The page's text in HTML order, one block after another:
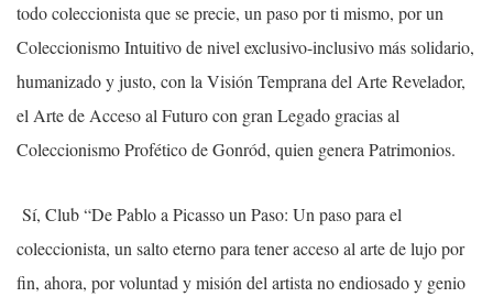
todo coleccionista que se precie, un paso por ti mismo, por un
Coleccionismo Intuitivo de nivel exclusivo-inclusivo más solidario,
humanizado y justo, con la Visión Temprana del Arte Revelador,
el Arte de Acceso al Futuro con gran Legado gracias al
Coleccionismo Profético de Gonród, quien genera Patrimonios.
Sí, Club “De Pablo a Picasso un Paso: Un paso para el
coleccionista, un salto eterno para tener acceso al arte de lujo por
fin, ahora, por voluntad y misión del artista no endiosado y genio